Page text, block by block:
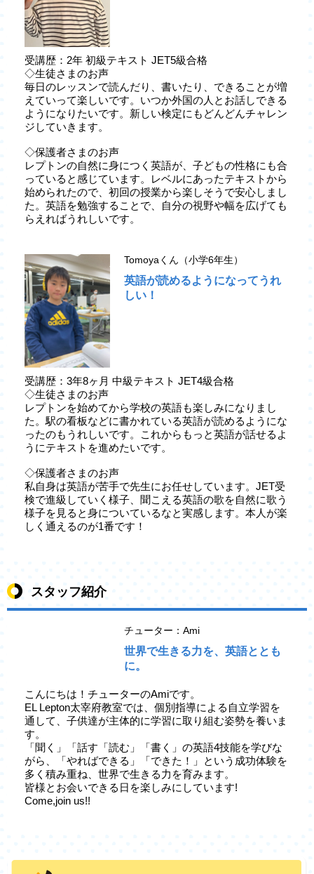
受講歴：2年 初級テキスト JET5級合格
◇生徒さまのお声
毎日のレッスンで読んだり、書いたり、できることが増
えていって楽しいです。いつか外国の人とお話しできる
ようになりたいです。新しい検定にもどんどんチャレン
ジしていきます。
◇保護者さまのお声
レプトンの自然に身につく英語が、子どもの性格にも合
っていると感じています。レベルにあったテキストから
始められたので、初回の授業から楽しそうで安心しまし
た。英語を勉強することで、自分の視野や幅を広げても
らえればうれしいです。
Tomoyaくん（小学6年生）
英語が読めるようになってうれ
しい！
受講歴：3年8ヶ月 中級テキスト JET4級合格
◇生徒さまのお声
レプトンを始めてから学校の英語も楽しみになりまし
た。駅の看板などに書かれている英語が読めるようにな
ったのもうれしいです。これからもっと英語が話せるよ
うにテキストを進めたいです。
◇保護者さまのお声
私自身は英語が苦手で先生にお任せしています。JET受
検で進級していく様子、聞こえる英語の歌を自然に歌う
様子を見ると身についているなと実感します。本人が楽
しく通えるのが1番です！
スタッフ紹介
チューター：Ami
世界で生きる力を、英語ととも
に。
こんにちは！チューターのAmiです。
EL Lepton太宰府教室では、個別指導による自立学習を
通して、子供達が主体的に学習に取り組む姿勢を養いま
す。
「聞く」「話す「読む」「書く」の英語4技能を学びな
がら、「やればできる」「できた！」という成功体験を
多く積み重ね、世界で生きる力を育みます。
皆様とお会いできる日を楽しみにしています!
Come,join us!!